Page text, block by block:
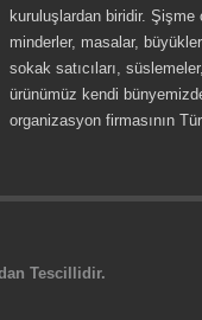
kuruluşlardan biridir. Şişme
minderler, masalar,
sokak satıcıları,
ürünümüz kendi
organizasyon firmasının
Tescillidir.